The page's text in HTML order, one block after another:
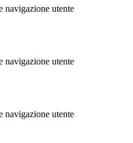
navigazione utente
navigazione utente
navigazione utente